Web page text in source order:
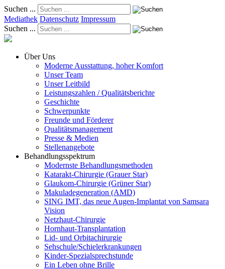
Suchen ...
Mediathek Datenschutz Impressum
Suchen ...
Über Uns
Moderne Ausstattung, hoher Komfort
Unser Team
Unser Leitbild
Leistungszahlen / Qualitätsberichte
Geschichte
Schwerpunkte
Freunde und Förderer
Qualitätsmanagement
Presse & Medien
Stellenangebote
Behandlungsspektrum
Modernste Behandlungsmethoden
Katarakt-Chirurgie (Grauer Star)
Glaukom-Chirurgie (Grüner Star)
Makuladegeneration (AMD)
SING IMT, das neue Augen-Implantat von Samsara
Vision
Netzhaut-Chirurgie
Hornhaut-Transplantation
Lid- und Orbitachirurgie
Sehschule/Schielerkrankungen
Kinder-Spezialsprechstunde
Ein Leben ohne Brille